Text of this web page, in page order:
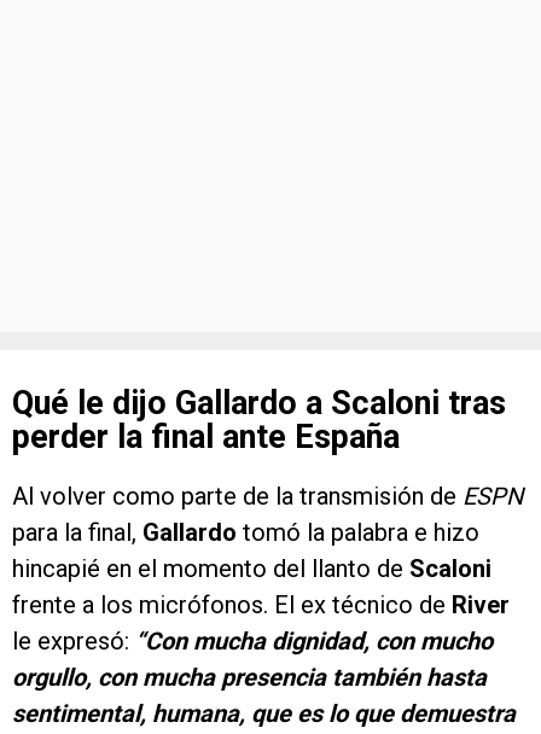
Qué le dijo Gallardo a Scaloni tras
perder la final ante España
Al volver como parte de la transmisión de ESPN
para la final, Gallardo tomó la palabra e hizo
hincapié en el momento del llanto de Scaloni
frente a los micrófonos. El ex técnico de River
le expresó: “Con mucha dignidad, con mucho
orgullo, con mucha presencia también hasta
sentimental, humana, que es lo que demuestra